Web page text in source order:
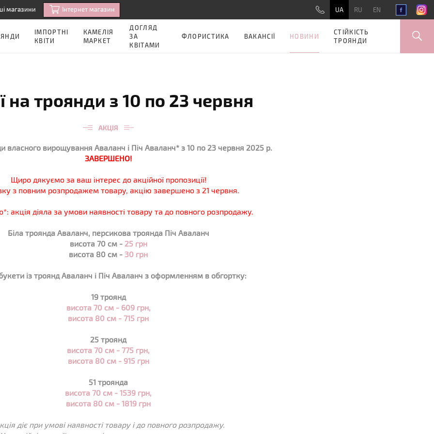
магазини Iнтернет магазин UA RU EN
ІМПОРТНІ
КВІТИ
КАМЕЛІЯ
МАРКЕТ
ДОГЛЯД
ЗА
КВІТАМИ
ФЛОРИСТИКА ВАКАНСІЇ НОВИНИ
СТІЙКІСТЬ
ТРОЯНДИ
на троянди з 10 по 23 червня
АКЦІЯ
власного вирощування Аваланч і Піч Аваланч* з 10 по 23 червня 2025 р.
ЗАВЕРШЕНО!
Щиро дякуємо за ваш інтерес до акційної пропозиції!
з повним розпродажем товару, акцію завершено з 21 червня.
акція діяла за умови наявності товару та до повного розпродажу.
Біла троянда Аваланч, персикова троянда Піч Аваланч
висота 70 см - 25 грн
висота 80 см - 30 грн
із трояндАваланч і Піч Аваланчз оформленням в обгортку:
19 троянд
висота 70 см - 609 грн,
висота 80 см - 715 грн
25 троянд
висота 70 см - 775 грн,
висота 80 см - 915 грн
51 троянда
висота 70 см - 1539 грн,
висота 80 см - 1819 грн
діє при умові наявності товару і до повного розпродажу.